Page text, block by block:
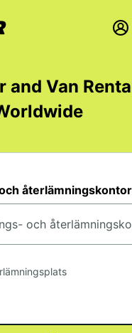
and Van
återlämningskontor